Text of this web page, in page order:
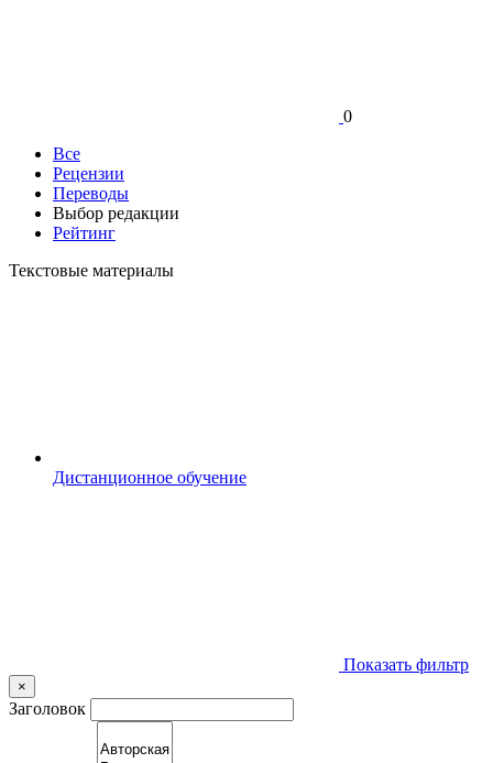
0
Все
Рецензии
Переводы
Выбор редакции
Рейтинг
Текстовые материалы
Дистанционное обучение
Показать фильтр
×
Заголовок